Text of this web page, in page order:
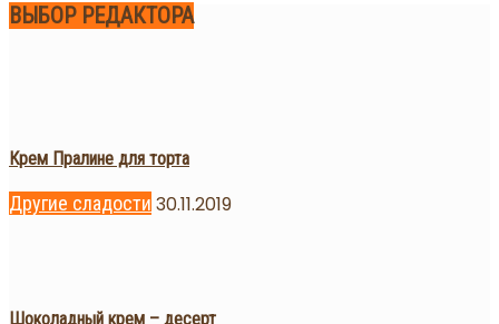
ВЫБОР РЕДАКТОРА
Крем Пралине для торта
Другие сладости 30.11.2019
Шоколадный крем – десерт